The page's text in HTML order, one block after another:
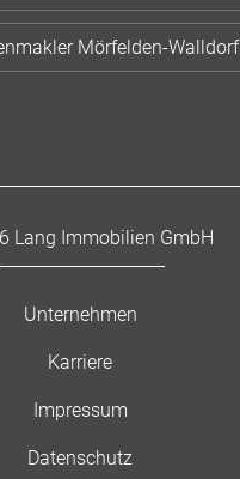
Mörfelden-Walldorf
Lang Immobilien GmbH
Unternehmen
Karriere
Impressum
Datenschutz